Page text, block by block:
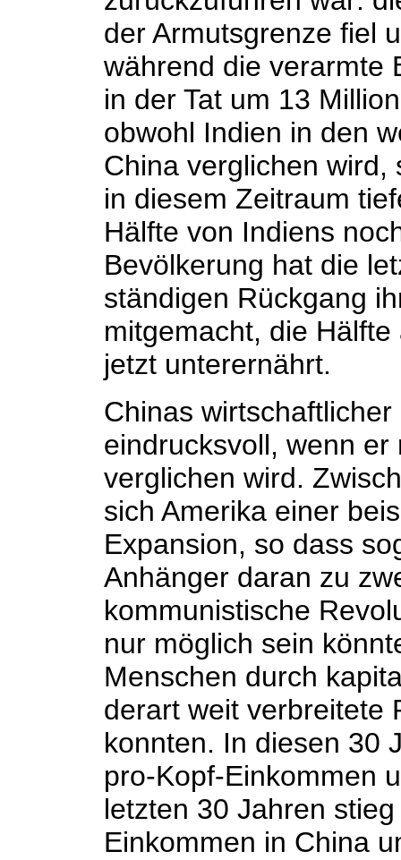
der Armutsgrenze fiel
während die verarmte
in der Tat um 13
obwohl Indien in den
China verglichen wird,
in diesem Zeitraum
Hälfte von Indiens
Bevölkerung hat die
ständigen Rückgang
mitgemacht, die
jetzt unterernährt.
Chinas
eindrucksvoll, wenn
verglichen wird.
sich Amerika einer
Expansion, so dass
Anhänger daran zu
kommunistische
nur möglich sein
Menschen durch
derart weit verbreitete
konnten. In diesen 30
pro-Kopf-Einkommen
letzten 30 Jahren
Einkommen in China